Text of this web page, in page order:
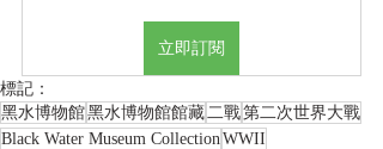
立即訂閱
標記：
黑水博物館黑水博物館館藏二戰第二次世界大戰
Black Water Museum CollectionWWII